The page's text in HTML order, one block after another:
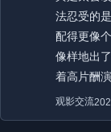
法忍受的
配得更像
像样地出
着高片酬
观影交流